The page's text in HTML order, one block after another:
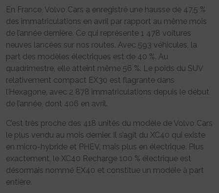
En France, Volvo Cars a enregistré une hausse de 47,5 %
des immatriculations en avril par rapport au même mois
de l’année dernière. Ce qui représente 1 478 voitures
neuves lancées sur nos routes. Avec 593 véhicules, la
part des modèles électriques est de 40 %. Au
quadrimestre, elle atteint même 56 %. Le poids du SUV
relativement compact EX30 est flagrante dans
l’Hexagone, avec 2 878 immatriculations depuis le début
de l’année, dont 406 en avril.
C’est très proche des 418 unités du modèle de Volvo Cars
le plus vendu au mois dernier. Il s’agit du XC40 qui existe
en micro-hybride et PHEV, mais plus en électrique. Plus
exactement, le XC40 Recharge 100 % électrique est
désormais nommé EX40 et constitue un modèle à part
entière.